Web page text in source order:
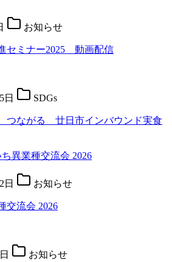
お知らせ
セミナー2025 動画配信
日 SDGs
つながる 廿日市インバウンド実食
日 お知らせ
交流会 2026
お知らせ